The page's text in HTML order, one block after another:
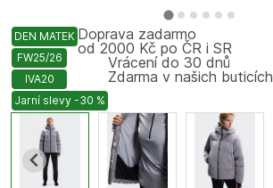
DEN MATEK
FW25/26
IVA20
Jarní slevy -30 %
Doprava zadarmo
od 2000 Kč po ČR i SR
Vrácení do 30 dnů
Zdarma v našich buticích